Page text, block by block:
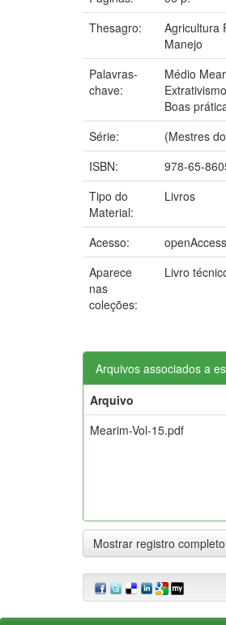
Thesagro:
Agricultura
Manejo
Palavras-
chave:
Médio
Boas
Série:
(Mestres
ISBN:
978-65-
Tipo do
Material:
Livros
Acesso:
openAccess
Aparece
nas
coleções:
Livro
Arquivos associados a
Arquivo
Mearim-Vol-15.pdf
Mostrar registro